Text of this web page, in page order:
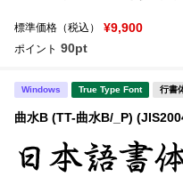
標準価格（税込） ¥9,900
ポイント 90pt
Windows True Type Font 行書
曲水B (TT-曲水B/_P)